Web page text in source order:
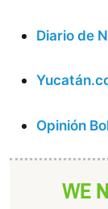
Diario de
Opinión
WE